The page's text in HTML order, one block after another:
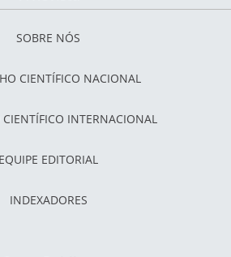
SOBRE NÓS
CIENTÍFICO NACIONAL
CIENTÍFICO INTERNACIONAL
EQUIPE EDITORIAL
INDEXADORES